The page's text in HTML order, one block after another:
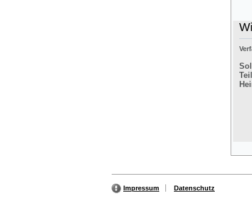
Impressum Datenschutz